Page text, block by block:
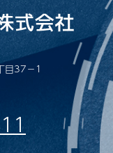
目37−1